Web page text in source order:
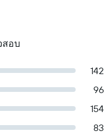
สอบ
142
96
154
83